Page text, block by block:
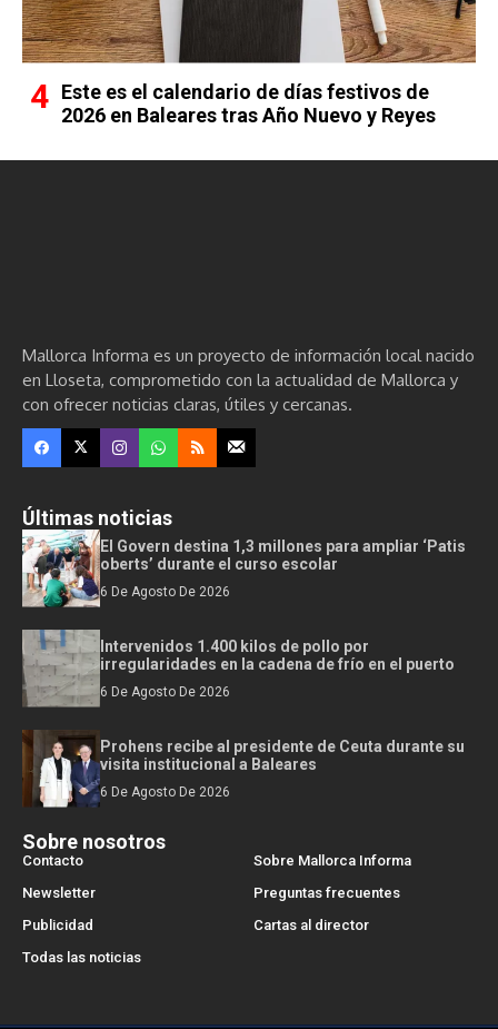
Este es el calendario de días festivos de
2026 en Baleares tras Año Nuevo y Reyes
Mallorca Informa es un proyecto de información local nacido
en Lloseta, comprometido con la actualidad de Mallorca y
con ofrecer noticias claras, útiles y cercanas.
Últimas noticias
El Govern destina 1,3 millones para ampliar ‘Patis
oberts’ durante el curso escolar
6 De Agosto De 2026
Intervenidos 1.400 kilos de pollo por
irregularidades en la cadena de frío en el puerto
6 De Agosto De 2026
Prohens recibe al presidente de Ceuta durante su
visita institucional a Baleares
6 De Agosto De 2026
Sobre nosotros
Contacto
Sobre Mallorca Informa
Newsletter
Preguntas frecuentes
Publicidad
Cartas al director
Todas las noticias